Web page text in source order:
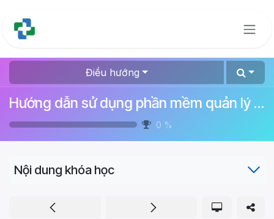
Điều hướng
Hướng dẫn sử dụng phần mềm quản lý bệnh viện
0 %
Nội dung khóa học